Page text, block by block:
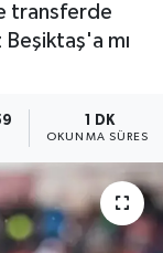
transferde
Beşiktaş'a mı
1 DK
OKUNMA SÜRESI